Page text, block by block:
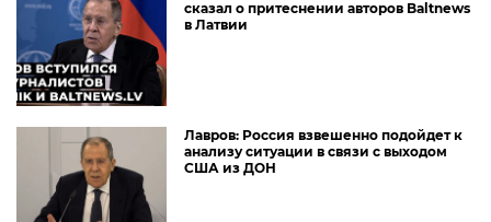
сказал о притеснении авторов Baltnews
в Латвии
Лавров: Россия взвешенно подойдет к
анализу ситуации в связи с выходом
США из ДОН